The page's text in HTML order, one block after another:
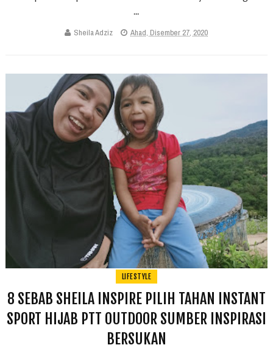
...
Sheila Adziz Ahad, Disember 27, 2020
LIFESTYLE
8 SEBAB SHEILA INSPIRE PILIH TAHAN INSTANT
SPORT HIJAB PTT OUTDOOR SUMBER INSPIRASI
BERSUKAN